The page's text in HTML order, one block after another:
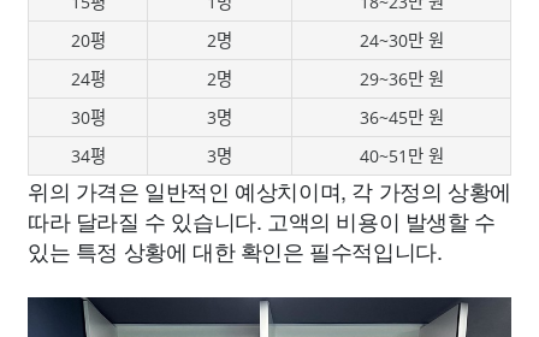
20평
2명
24~30만 원
24평
2명
29~36만 원
30평
3명
36~45만 원
34평
3명 40~51만 원
위의 가격은 일반적인 예상치이며, 각 가정의 상황에
따라 달라질 수 있습니다. 고액의 비용이 발생할 수
있는 특정 상황에 대한 확인은 필수적입니다.